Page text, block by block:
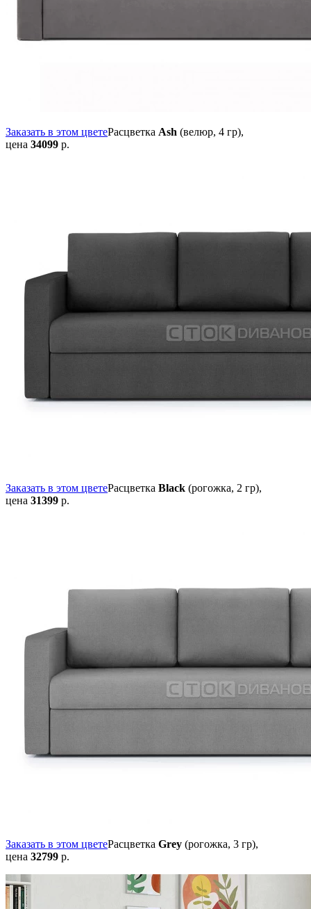
Заказать в этом цветеРасцветка Ash (велюр, 4 гр),
цена 34099 р.
Заказать в этом цветеРасцветка Black (рогожка, 2 гр),
цена 31399 р.
Заказать в этом цветеРасцветка Grey (рогожка, 3 гр),
цена 32799 р.